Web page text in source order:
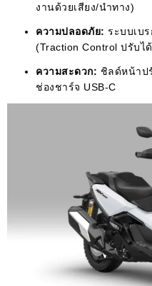
งานด้วยเสียง/นำทาง)
ความปลอดภัย: ระบบเบ
(Traction Control ปรับไ
ความสะดวก: ชิลด์หน้าป
ช่องชาร์จ USB-C